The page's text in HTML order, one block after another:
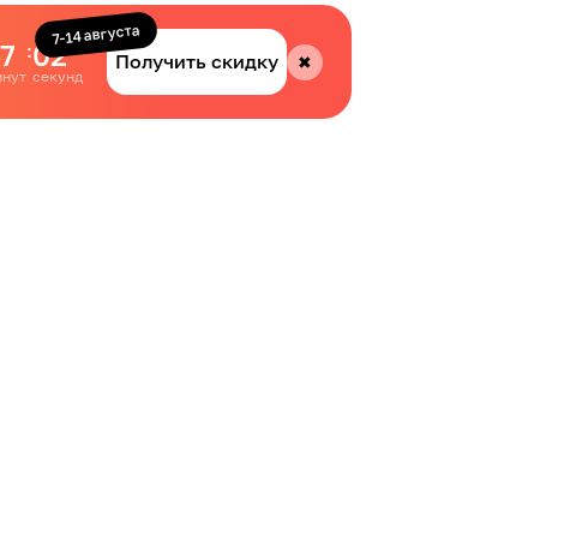
:01
секунд
Получить скидку
7-14 августа
✖